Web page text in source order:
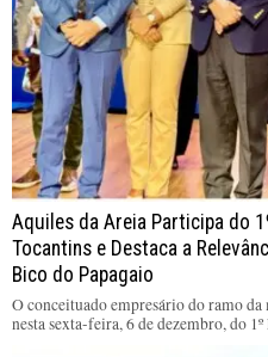
Aquiles da Areia Participa do
Tocantins e Destaca a
Bico do Papagaio
O conceituado empresário do ramo
nesta sexta-feira, 6 de dezembro, do